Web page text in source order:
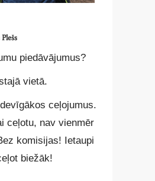
piedāvājumus?
vietā.
ceļojumus.
ceļotu, nav vienmēr
komisijas! Ietaupi
biežāk!